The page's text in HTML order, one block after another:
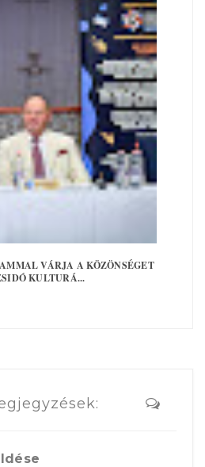
VÁRJA A KÖZÖNSÉGET
KULTURÁ...